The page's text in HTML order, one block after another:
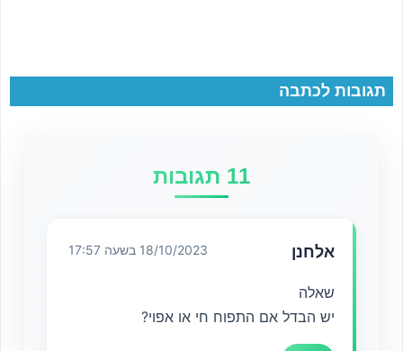
תגובות לכתבה
11 תגובות
אלחנן 18/10/2023 בשעה 17:57
שאלה
יש הבדל אם התפוח חי או אפוי?